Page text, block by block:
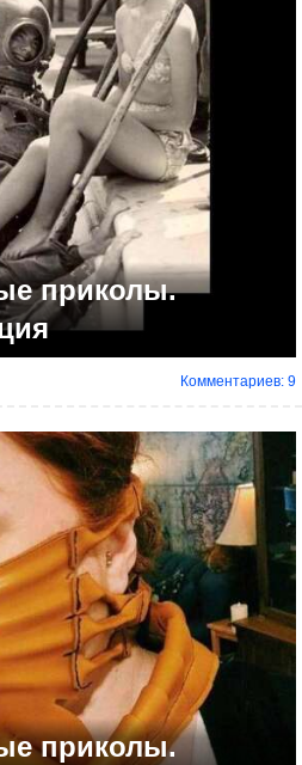
приколы.
Комментариев: 9
приколы.